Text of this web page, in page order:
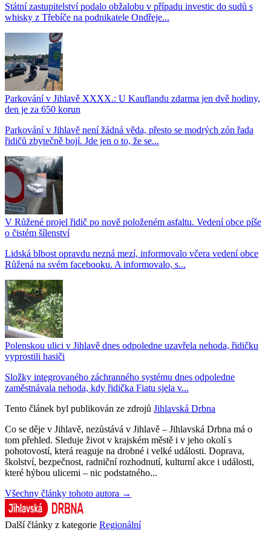
Státní zastupitelství podalo obžalobu v případu investic do sudů s
whisky z Třebíče na podnikatele Ondřeje...
Parkování v Jihlavě XXXX.: U Kauflandu zdarma jen dvě hodiny,
den je za 650 korun
Parkování v Jihlavě není žádná věda, přesto se modrých zón řada
řidičů zbytečně bojí. Jde jen o to, že se...
V Růžené projel řidič po nově položeném asfaltu. Vedení obce píše
o čistém šílenství
Lidská blbost opravdu nezná mezí, informovalo včera vedení obce
Růžená na svém facebooku. A informovalo, s...
Polenskou ulici v Jihlavě dnes odpoledne uzavřela nehoda, řidičku
vyprostili hasiči
Složky integrovaného záchranného systému dnes odpoledne
zaměstnávala nehoda, kdy řidička Fiatu sjela v...
Tento článek byl publikován ze zdrojů Jihlavská Drbna
Co se děje v Jihlavě, nezůstává v Jihlavě – Jihlavská Drbna má o
tom přehled. Sleduje život v krajském městě i v jeho okolí s
pohotovostí, která reaguje na drobné i velké události. Doprava,
školství, bezpečnost, radniční rozhodnutí, kulturní akce i události,
které hýbou ulicemi – nic podstatného...
Všechny články tohoto autora →
Další články z kategorie Regionální